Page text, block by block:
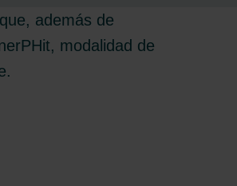
además de
modalidad de